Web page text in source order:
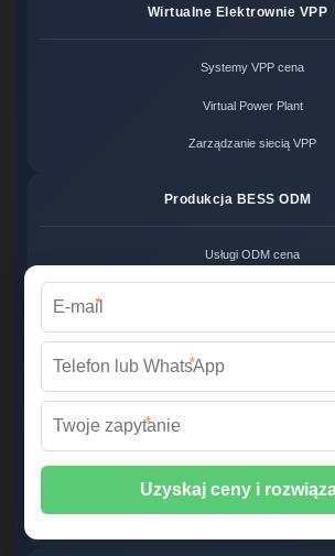
Wirtualne Elektrownie VPP
Systemy VPP cena
Virtual Power Plant
Zarządzanie siecią VPP
Produkcja BESS ODM
Usługi ODM cena
Producent magazynów energii
International BESS Shipping
Global Energy Solutions
*
*
*